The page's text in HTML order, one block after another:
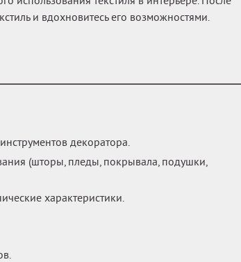
и вдохновитесь его возможностями.
декоратора.
(шторы, пледы, покрывала, подушки,
характеристики.